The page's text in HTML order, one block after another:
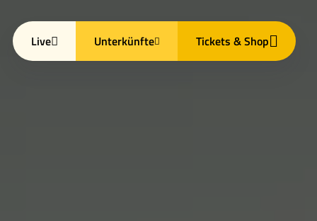
Live Unterkünfte Tickets & Shop